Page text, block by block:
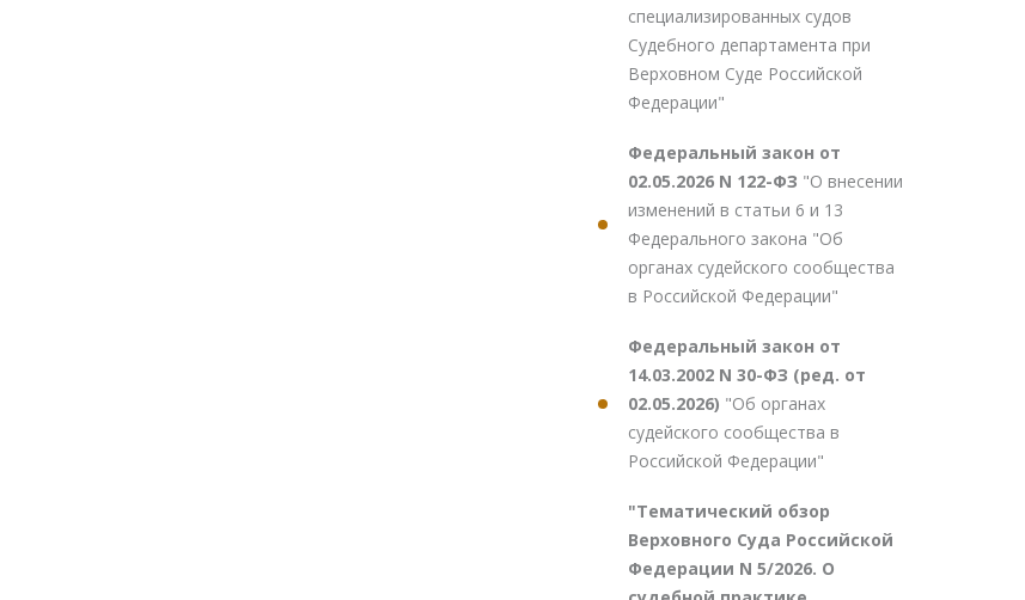
специализированных судов
Судебного департамента при
Верховном Суде Российской
Федерации"
Федеральный закон от
02.05.2026 N 122-ФЗ "О внесении
изменений в статьи 6 и 13
Федерального закона "Об
органах судейского сообщества
в Российской Федерации"
Федеральный закон от
14.03.2002 N 30-ФЗ (ред. от
02.05.2026) "Об органах
судейского сообщества в
Российской Федерации"
"Тематический обзор
Верховного Суда Российской
Федерации N 5/2026. О